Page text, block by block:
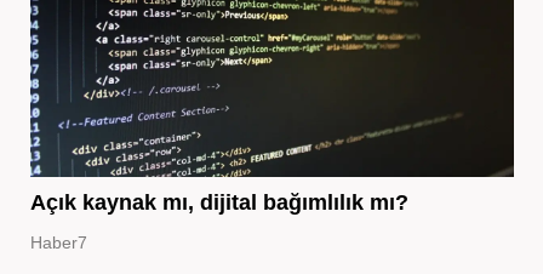
Açık kaynak mı, dijital bağımlılık mı?
Haber7